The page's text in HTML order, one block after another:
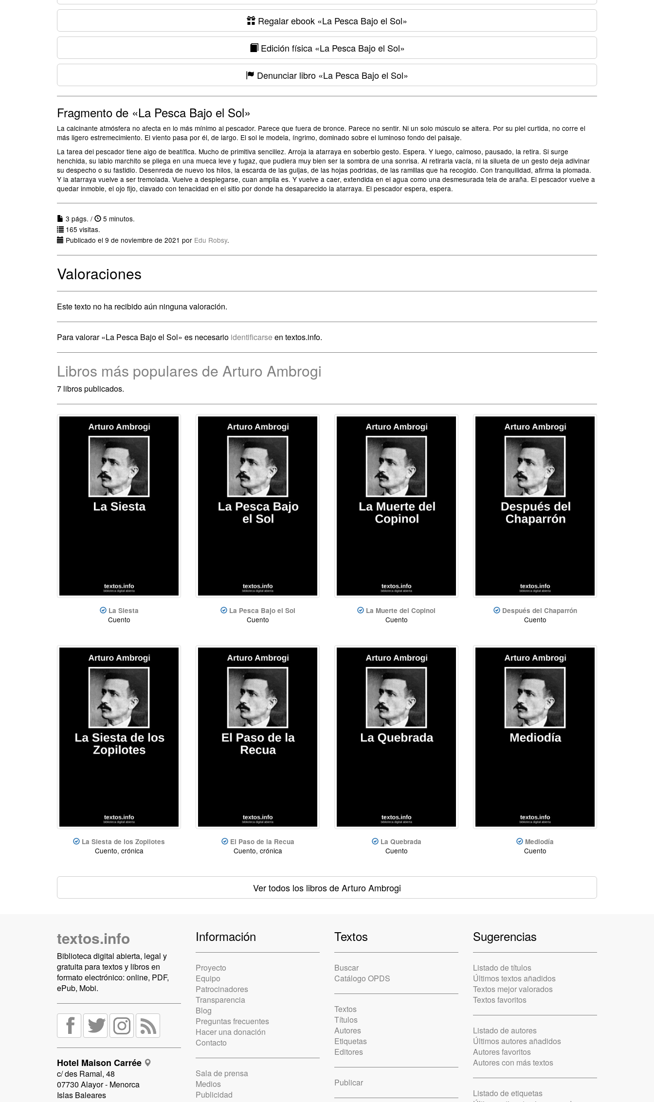
Regalar ebook «La Pesca Bajo el Sol»
Edición física«La Pesca Bajo el Sol»
Denunciar libro «La Pesca Bajo el Sol»
Fragmento de «La Pesca Bajo el Sol»
La calcinante atmósfera no afecta en lo más mínimo al pescador. Parece que fuera de bronce. Parece no sentir. Ni un solo músculo se altera. Por su piel curtida, no corre el
más ligero estremecimiento. El viento pasa por él, de largo. El sol le modela, íngrimo, dominado sobre el luminoso fondo del paisaje.
La tarea del pescador tiene algo de beatífica. Mucho de primitiva sencillez. Arroja la atarraya en soberbio gesto. Espera. Y luego, calmoso, pausado, la retira. Si surge
henchida, su labio marchito se pliega en una mueca leve y fugaz, que pudiera muy bien ser la sombra de una sonrisa. Al retirarla vacía, ni la silueta de un gesto deja adivinar
su despecho o su fastidio. Desenreda de nuevo los hilos, la escarda de las guijas, de las hojas podridas, de las ramillas que ha recogido. Con tranquilidad, afirma la plomada.
Y la atarraya vuelve a ser tremolada. Vuelve a desplegarse, cuan amplia es. Y vuelve a caer, extendida en el agua como una desmesurada tela de araña. El pescador vuelve a
quedar inmoble, el ojo fijo, clavado con tenacidad en el sitio por donde ha desaparecido la atarraya. El pescador espera, espera.
3 págs. /
5 minutos.
165 visitas.
Publicado el 9 de noviembre de 2021 por Edu Robsy.
Valoraciones
Este texto no ha recibido aún ninguna valoración.
Para valorar «La Pesca Bajo el Sol» es necesario identificarse en textos.info.
Libros más populares de Arturo Ambrogi
7 libros publicados.
La Siesta
Cuento
La Pesca Bajo el Sol
Cuento
La Muerte del Copinol
Cuento
Después del Chaparrón
Cuento
La Siesta de los Zopilotes
Cuento, crónica
El Paso de la Recua
Cuento, crónica
La Quebrada
Cuento
Mediodía
Cuento
Ver todos los librosde Arturo Ambrogi
textos.info
Biblioteca digital abierta, legal y
gratuita para textos y libros en
formato electrónico: online, PDF,
ePub, Mobi.
Hotel Maison Carrée
c/ des Ramal, 48
07730 Alayor - Menorca
Islas Baleares
Información
Proyecto
Equipo
Patrocinadores
Transparencia
Blog
Preguntas frecuentes
Hacer una donación
Contacto
Sala de prensa
Medios
Publicidad
Textos
Buscar
Catálogo OPDS
Textos
Títulos
Autores
Etiquetas
Editores
Publicar
Sugerencias
Listado de títulos
Últimos textos añadidos
Textos mejor valorados
Textos favoritos
Listado de autores
Últimos autores añadidos
Autores favoritos
Autores con más textos
Listado de etiquetas